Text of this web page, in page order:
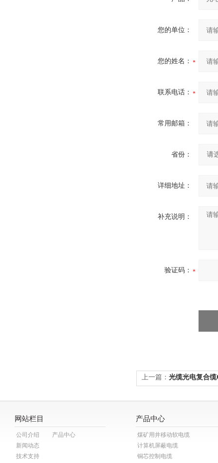
您的单位：
您的姓名：
联系电话：
常用邮箱：
省份：
详细地址：
补充说明：
验证码：
上一篇： 光缆光电复合
网站栏目
公司介绍
产品中心
新闻动态
技术支持
产品中心
煤矿用井移动软电缆
计算机屏蔽电缆
铜芯控制电缆